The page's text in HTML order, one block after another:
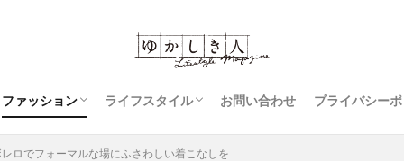
ファッション
コーディネート
ジーンズ
スカート
レディースファッション
豆知識
アウター
ライフスタイル
衣類のお手入れ
裁縫
お問い合わせ プライバシー
ロでフォーマルな場にふさわしい着こなしを